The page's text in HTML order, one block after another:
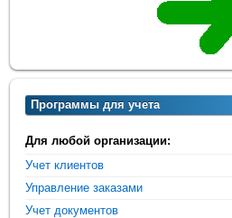
Программы для учета
Для любой организации:
Учет клиентов
Управление заказами
Учет документов